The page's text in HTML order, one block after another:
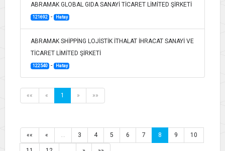
ABRAMAK GLOBAL GIDA SANAYİ TİCARET LİMİTED ŞİRKETİ
121692 - Hatay
ABRAMAK SHİPPİNG LOJİSTİK İTHALAT İHRACAT SANAYİ VE
TİCARET LİMİTED ŞİRKETİ
122540 - Hatay
«« « 1 » »»
«« « … 3 4 5 6 7 8 9 10